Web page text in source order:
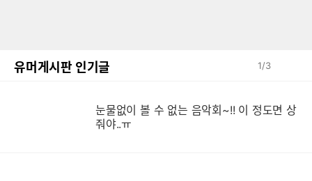
유머게시판 인기글 1/3
눈물없이 볼 수 없는 음악회~!! 이 정도면 상
줘야..ㅠ